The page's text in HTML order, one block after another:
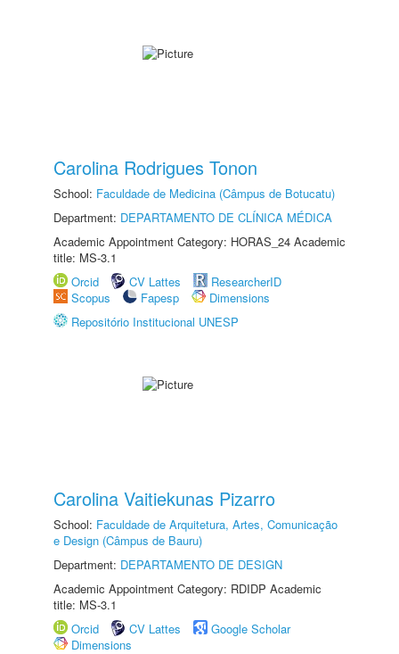
Carolina Rodrigues Tonon
School: Faculdade de Medicina (Câmpus de Botucatu)
Department: DEPARTAMENTO DE CLÍNICA MÉDICA
Academic Appointment Category: HORAS_24 Academic
title: MS-3.1
Orcid
CV Lattes
ResearcherID
Scopus
Fapesp
Dimensions
Repositório Institucional UNESP
Carolina Vaitiekunas Pizarro
School: Faculdade de Arquitetura, Artes, Comunicação
e Design (Câmpus de Bauru)
Department: DEPARTAMENTO DE DESIGN
Academic Appointment Category: RDIDP Academic
title: MS-3.1
Orcid
CV Lattes
Google Scholar
Dimensions